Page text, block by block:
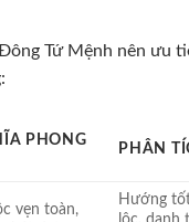
Tứ Mệnh nên ưu
PHONG
PHÂN
vẹn toàn,
Hướng